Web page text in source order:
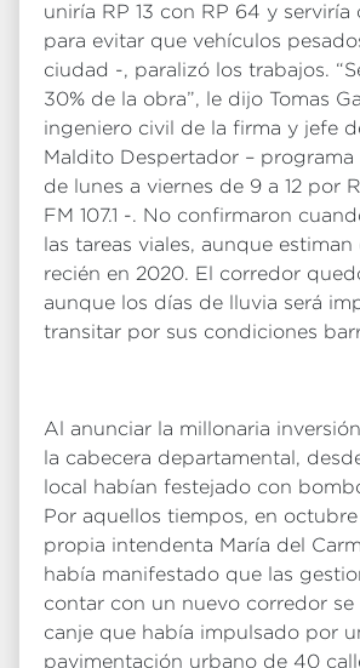
uniría RP 13 con RP 64 y serviría
para evitar que vehículos
ciudad -, paralizó los trabajos.
30% de la obra”, le dijo Tomas
ingeniero civil de la firma y jefe
Maldito Despertador – programa
de lunes a viernes de 9 a 12 por
FM 107.1 -. No confirmaron
las tareas viales, aunque estiman
recién en 2020. El corredor
aunque los días de lluvia será
transitar por sus condiciones
Al anunciar la millonaria
la cabecera departamental,
local habían festejado con
Por aquellos tiempos, en octubre
propia intendenta María del
había manifestado que las
contar con un nuevo corredor se
canje que había impulsado por
pavimentación urbano de 40